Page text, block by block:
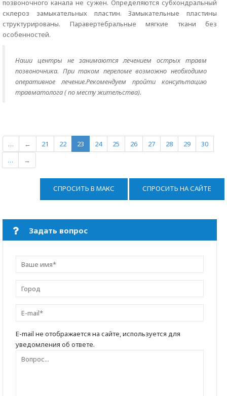
позвоночного канала не сужен. Определяются субхондральный
склероз замыкательных пластин. Замыкательные пластины
структурированы. Паравертебральные мягкие ткани без
особенностей.
Наши центры не занимаются лечением острых травм
позвоночника. При таком переломе возможно необходимо
оперативное лечение.Рекомендуем пройти консультацию
травматолога ( по месту жительства).
… ← 21 22 23 24 25 26 27 28 29
30
…
→
СПРОСИТЬ В МАКС СПРОСИТЬ НА САЙТЕ
Задать вопрос
E-mail не отображается на сайте, используется для
уведомления об ответе.